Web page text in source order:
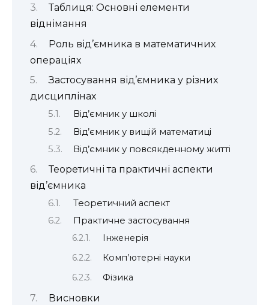
Таблиця: Основні елементи
віднімання
Роль від’ємника в математичних
операціях
Застосування від’ємника у різних
дисциплінах
Від’ємник у школі
Від’ємник у вищій математиці
Від’ємник у повсякденному житті
Теоретичні та практичні аспекти
від’ємника
Теоретичний аспект
Практичне застосування
Інженерія
Комп’ютерні науки
Фізика
Висновки